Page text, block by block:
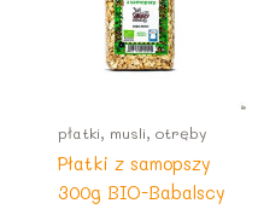
płatki, musli, otręby
Płatki z samopszy
300g BIO-Babalscy